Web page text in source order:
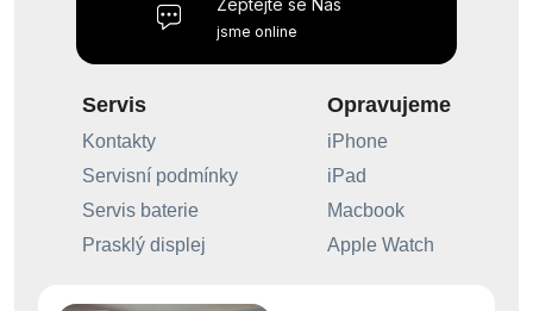
jsme online
Servis
Kontakty
Servisní podmínky
Servis baterie
Prasklý displej
Opravujeme
iPhone
iPad
Macbook
Apple Watch